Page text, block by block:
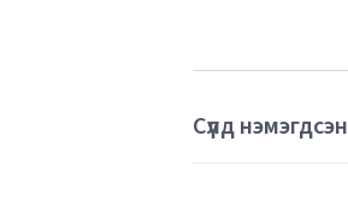
Сүүлд нэмэгдсэн